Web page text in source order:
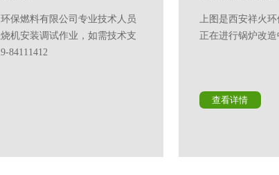
上图是西安祥火环保燃料有限公司专业技术人员
正在进行锅炉改造中的管路安装工程！